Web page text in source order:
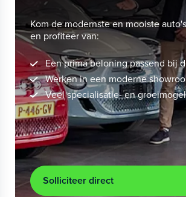
Kom de modernste en mooiste
en profiteer van:
Een prima beloning passend bij
Werken in een moderne
Veel specialisatie- en
Solliciteer direct